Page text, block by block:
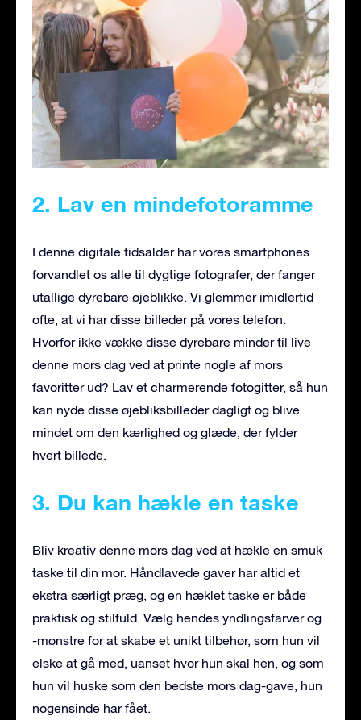
2. Lav en mindefotoramme
I denne digitale tidsalder har vores smartphones
forvandlet os alle til dygtige fotografer, der fanger
utallige dyrebare øjeblikke. Vi glemmer imidlertid
ofte, at vi har disse billeder på vores telefon.
Hvorfor ikke vække disse dyrebare minder til live
denne mors dag ved at printe nogle af mors
favoritter ud? Lav et charmerende fotogitter, så hun
kan nyde disse øjebliksbilleder dagligt og blive
mindet om den kærlighed og glæde, der fylder
hvert billede.
3. Du kan hækle en taske
Bliv kreativ denne mors dag ved at hækle en smuk
taske til din mor. Håndlavede gaver har altid et
ekstra særligt præg, og en hæklet taske er både
praktisk og stilfuld. Vælg hendes yndlingsfarver og
-mønstre for at skabe et unikt tilbehør, som hun vil
elske at gå med, uanset hvor hun skal hen, og som
hun vil huske som den bedste mors dag-gave, hun
nogensinde har fået.